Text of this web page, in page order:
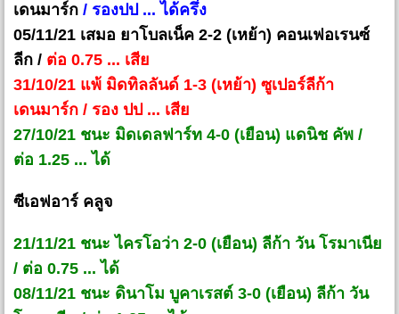
เดนมาร์ก / รองปป ... ได้ครึ่ง
05/11/21 เสมอ ยาโบลเน็ค 2-2 (เหย้า) คอนเฟอเรนซ์
ลีก / ต่อ 0.75 ... เสีย
31/10/21 แพ้ มิดทิลลันด์ 1-3 (เหย้า) ซูเปอร์ลีก้า
เดนมาร์ก / รอง ปป ... เสีย
27/10/21 ชนะ มิดเดลฟาร์ท 4-0 (เยือน) แดนิช คัพ /
ต่อ 1.25 ... ได้
ซีเอฟอาร์ คลูจ
21/11/21 ชนะ ไครโอว่า 2-0 (เยือน) ลีก้า วัน โรมาเนีย
/ ต่อ 0.75 ... ได้
08/11/21 ชนะ ดินาโม บูคาเรสต์ 3-0 (เยือน) ลีก้า วัน